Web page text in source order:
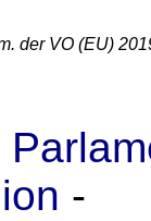
der VO (EU)
-